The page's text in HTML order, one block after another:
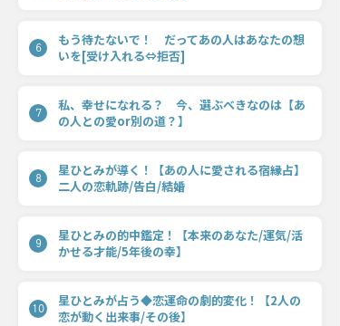
6
もう待たないで！ だってあの人はあなたの想
いを[受け入れる⇔拒否]
7
私、幸せになれる？ 今、選ぶべきなのは【あ
の人との愛or別の道？】
8
星ひとみが導く！【あの人に愛される宿縁占】
二人の恋軌跡/告白/結婚
9
星ひとみの的中鑑定！【本来のあなた/運気/活
かせる才能/5年後の幸】
10
星ひとみが占う◆恋運命の劇的変化！【2人の
恋が動く出来事/その後】